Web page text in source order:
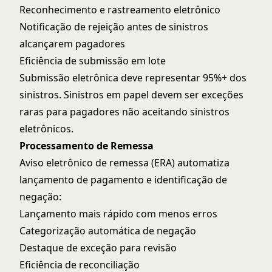
Reconhecimento e rastreamento eletrônico
Notificação de rejeição antes de sinistros
alcançarem pagadores
Eficiência de submissão em lote
Submissão eletrônica deve representar 95%+ dos
sinistros. Sinistros em papel devem ser exceções
raras para pagadores não aceitando sinistros
eletrônicos.
Processamento de Remessa
Aviso eletrônico de remessa (ERA) automatiza
lançamento de pagamento e identificação de
negação:
Lançamento mais rápido com menos erros
Categorização automática de negação
Destaque de exceção para revisão
Eficiência de reconciliação